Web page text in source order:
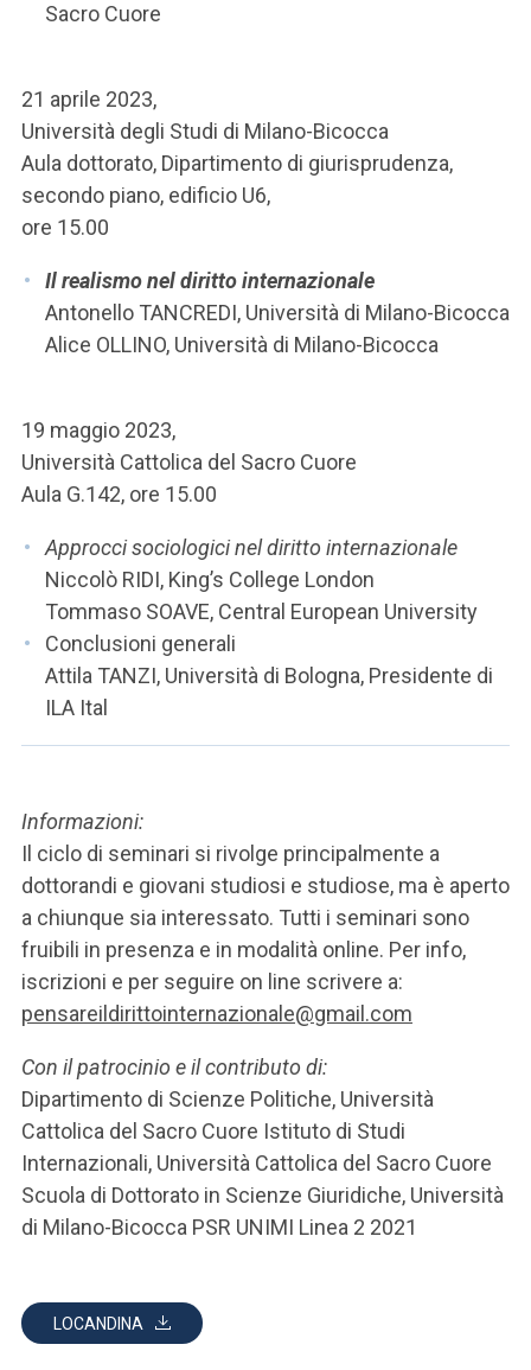
Sacro Cuore
21 aprile 2023,
Università degli Studi di Milano-Bicocca
Aula dottorato, Dipartimento di giurisprudenza,
secondo piano, edificio U6,
ore 15.00
Il realismo nel diritto internazionale
Antonello TANCREDI, Università di Milano-Bicocca
Alice OLLINO, Università di Milano-Bicocca
19 maggio 2023,
Università Cattolica del Sacro Cuore
Aula G.142, ore 15.00
Approcci sociologici nel diritto internazionale
Niccolò RIDI, King’s College London
Tommaso SOAVE, Central European University
Conclusioni generali
Attila TANZI, Università di Bologna, Presidente di
ILA Ital
Informazioni:
Il ciclo di seminari si rivolge principalmente a
dottorandi e giovani studiosi e studiose, ma è aperto
a chiunque sia interessato. Tutti i seminari sono
fruibili in presenza e in modalità online. Per info,
iscrizioni e per seguire on line scrivere a:
pensareildirittointernazionale@gmail.com
Con il patrocinio e il contributo di:
Dipartimento di Scienze Politiche, Università
Cattolica del Sacro Cuore Istituto di Studi
Internazionali, Università Cattolica del Sacro Cuore
Scuola di Dottorato in Scienze Giuridiche, Università
di Milano-Bicocca PSR UNIMI Linea 2 2021
LOCANDINA